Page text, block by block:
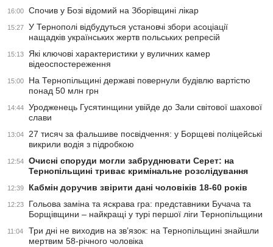
16:00 Спочив у Бозі відомий на Зборівщині лікар
15:27
У Тернополі відбудуться установчі збори асоціації
нащадків українських жертв польських репресій
15:13
Які ключові характеристики у вуличних камер
відеоспостереження
15:00
На Тернопільщині державі повернули будівлю вартістю
понад 50 млн грн
14:44
Уродженець Гусятинщини увійде до Зали світової шахової
слави
13:04
27 тисяч за фальшиве посвідчення: у Борщеві поліцейські
викрили водія з підробкою
12:54
Очисні споруди могли забруднювати Серет: на
Тернопільщині триває кримінальне розслідування
12:39 Кабмін доручив звірити дані чоловіків 18-60 років
12:23
Гольова заміна та яскрава гра: представники Бучача та
Борщівщини – найкращі у турі першої ліги Тернопільщини
11:04
Три дні не виходив на зв’язок: на Тернопільщині знайшли
мертвим 58-річного чоловіка